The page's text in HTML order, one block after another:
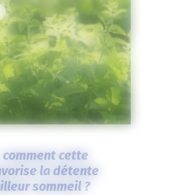
comment cette
la détente
sommeil ?